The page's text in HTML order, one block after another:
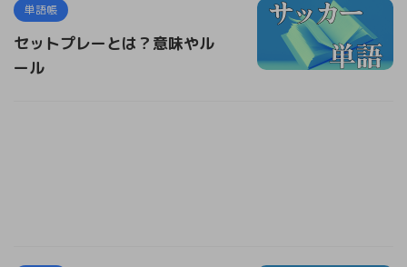
単語帳
セットプレーとは？意味やル
ール